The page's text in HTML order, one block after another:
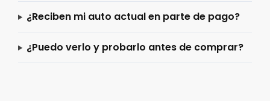
¿Reciben mi auto actual en parte de pago?
¿Puedo verlo y probarlo antes de comprar?